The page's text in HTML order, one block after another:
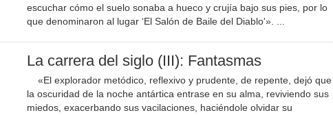
escuchar cómo el suelo sonaba a hueco y crujía bajo sus pies, por lo
que denominaron al lugar ‘El Salón de Baile del Diablo'». ...
La carrera del siglo (III): Fantasmas
«El explorador metódico, reflexivo y prudente, de repente, dejó que
la oscuridad de la noche antártica entrase en su alma, reviviendo sus
miedos, exacerbando sus vacilaciones, haciéndole olvidar su